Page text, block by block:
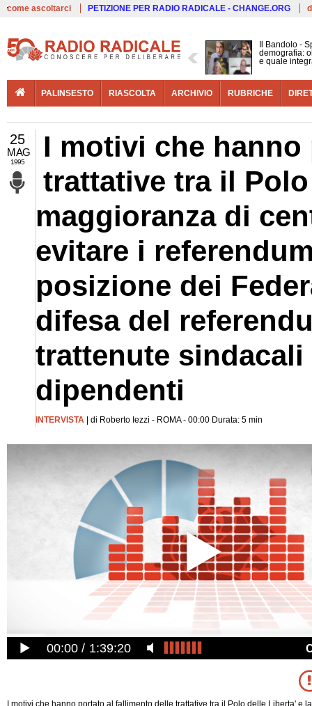
come ascoltarci PETIZIONE PER RADIO RADICALE - CHANGE.ORG
Il Bandolo -
demografia:
e quale
PALINSESTO RIASCOLTA ARCHIVIO RUBRICHE
25
MAG
1995
I motivi che
trattative tra il
maggioranza di
evitare i
posizione dei
difesa del
trattenute
dipendenti
INTERVISTA | di Roberto Iezzi - ROMA - 00:00 Durata: 5 min
00:00 1:39:20